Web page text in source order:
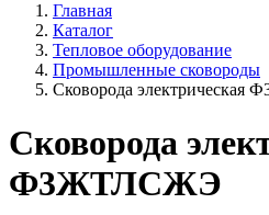
Главная
Каталог
Тепловое оборудование
Промышленные сковороды
Сковорода
Сковорода
Ф3ЖТЛСЖЭ